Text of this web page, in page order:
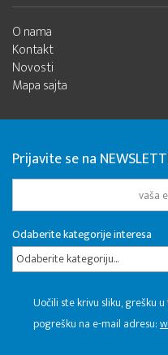
O nama
Kontakt
Novosti
Mapa sajta
Prijavite se na
Odaberite kategorije interesa
Odaberite kategoriju...
Uočili ste krivu sliku, grešku
pogrešku na e-mail adresu: